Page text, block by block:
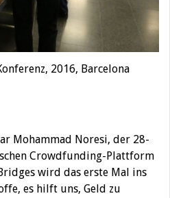
2016, Barcelona
Mohammad Noresi, der 28-
Crowdfunding-Plattform
wird das erste Mal ins
es hilft uns, Geld zu